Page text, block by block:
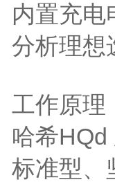
内置充电
分析理想
工作原理
哈希
标准型、